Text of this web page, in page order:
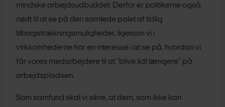
mindske arbejdsudbuddet. Derfor er politikerne også
nødt til at se på den samlede palet af tidlig
tilbagetrækningsmuligheder, ligesom vi i
virksomhederne har en interesse i at se på, hvordan vi
får vores medarbejdere til at ”blive lidt længere” på
arbejdspladsen.
Som samfund skal vi sikre, at dem, som ikke kan